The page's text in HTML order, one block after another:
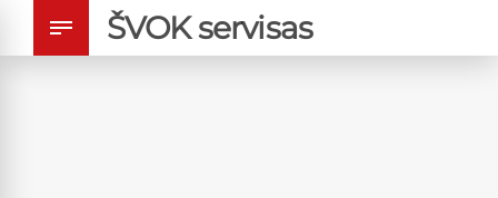
ŠVOK servisas